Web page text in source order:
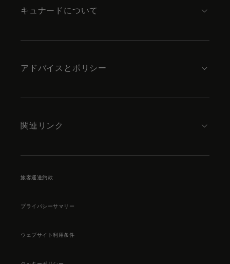
キュナードについて
アドバイスとポリシー
関連リンク
旅客運送約款
プライバシーサマリー
ウェブサイト利用条件